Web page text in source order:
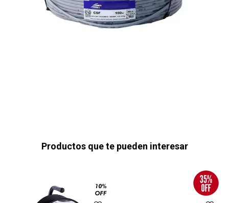
Productos que te pueden interesar